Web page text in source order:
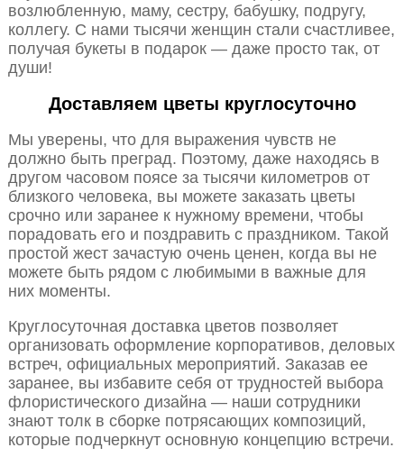
возлюбленную, маму, сестру, бабушку, подругу,
коллегу. С нами тысячи женщин стали счастливее,
получая букеты в подарок — даже просто так, от
души!
Доставляем цветы круглосуточно
Мы уверены, что для выражения чувств не
должно быть преград. Поэтому, даже находясь в
другом часовом поясе за тысячи километров от
близкого человека, вы можете заказать цветы
срочно или заранее к нужному времени, чтобы
порадовать его и поздравить с праздником. Такой
простой жест зачастую очень ценен, когда вы не
можете быть рядом с любимыми в важные для
них моменты.
Круглосуточная доставка цветов позволяет
организовать оформление корпоративов, деловых
встреч, официальных мероприятий. Заказав ее
заранее, вы избавите себя от трудностей выбора
флористического дизайна — наши сотрудники
знают толк в сборке потрясающих композиций,
которые подчеркнут основную концепцию встречи.